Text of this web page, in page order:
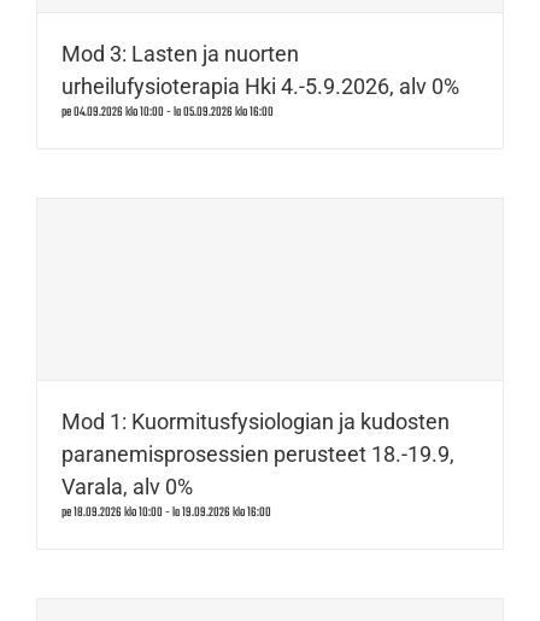
Mod 3: Lasten ja nuorten
urheilufysioterapia Hki 4.-5.9.2026, alv 0%
pe 04.09.2026 klo 10:00-la 05.09.2026 klo 16:00
Mod 1: Kuormitusfysiologian ja kudosten
paranemisprosessien perusteet 18.-19.9,
Varala, alv 0%
pe 18.09.2026 klo 10:00-la 19.09.2026 klo 16:00